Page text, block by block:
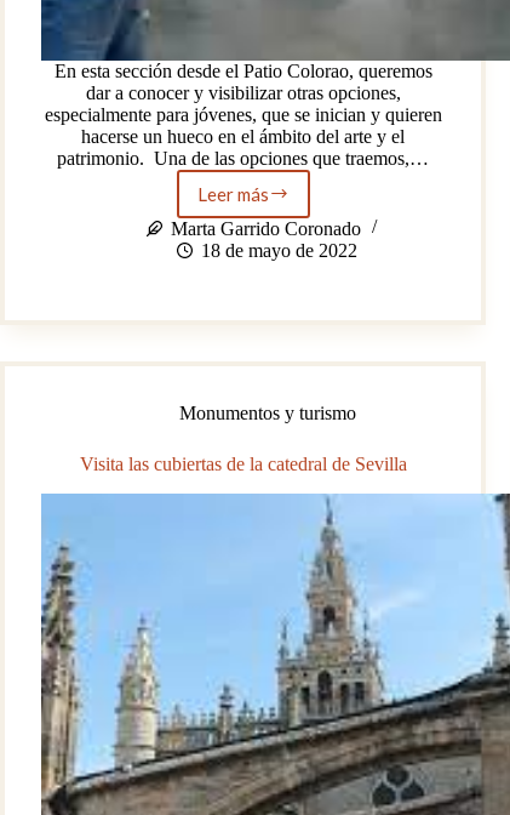
En esta sección desde el Patio Colorao, queremos
dar a conocer y visibilizar otras opciones,
especialmente para jóvenes, que se inician y quieren
hacerse un hueco en el ámbito del arte y el
patrimonio. Una de las opciones que traemos,…
Leer másIniciativa
en
la
Marta Garrido Coronado
18 de mayo de 2022
Monumentos y turismo
Visita las cubiertas de la catedral de Sevilla